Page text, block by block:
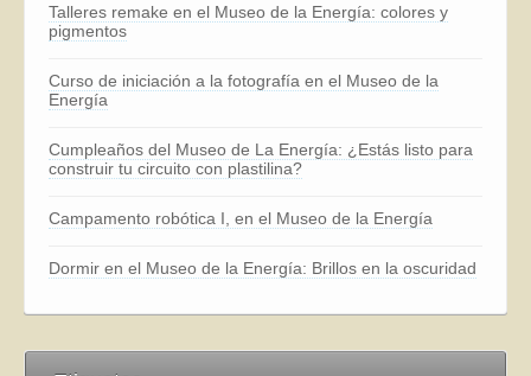
Talleres remake en el Museo de la Energía: colores y
pigmentos
Curso de iniciación a la fotografía en el Museo de la
Energía
Cumpleaños del Museo de La Energía: ¿Estás listo para
construir tu circuito con plastilina?
Campamento robótica I, en el Museo de la Energía
Dormir en el Museo de la Energía: Brillos en la oscuridad